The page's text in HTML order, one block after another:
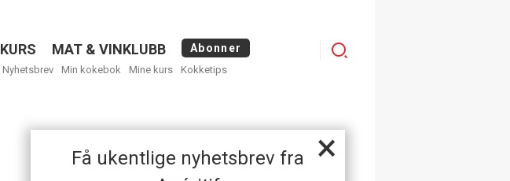
KURS MAT & VINKLUBB Abonner
Nyhetsbrev Min kokebok Mine kurs Kokketips
Menu
×
Få ukentlige nyhetsbrev fra